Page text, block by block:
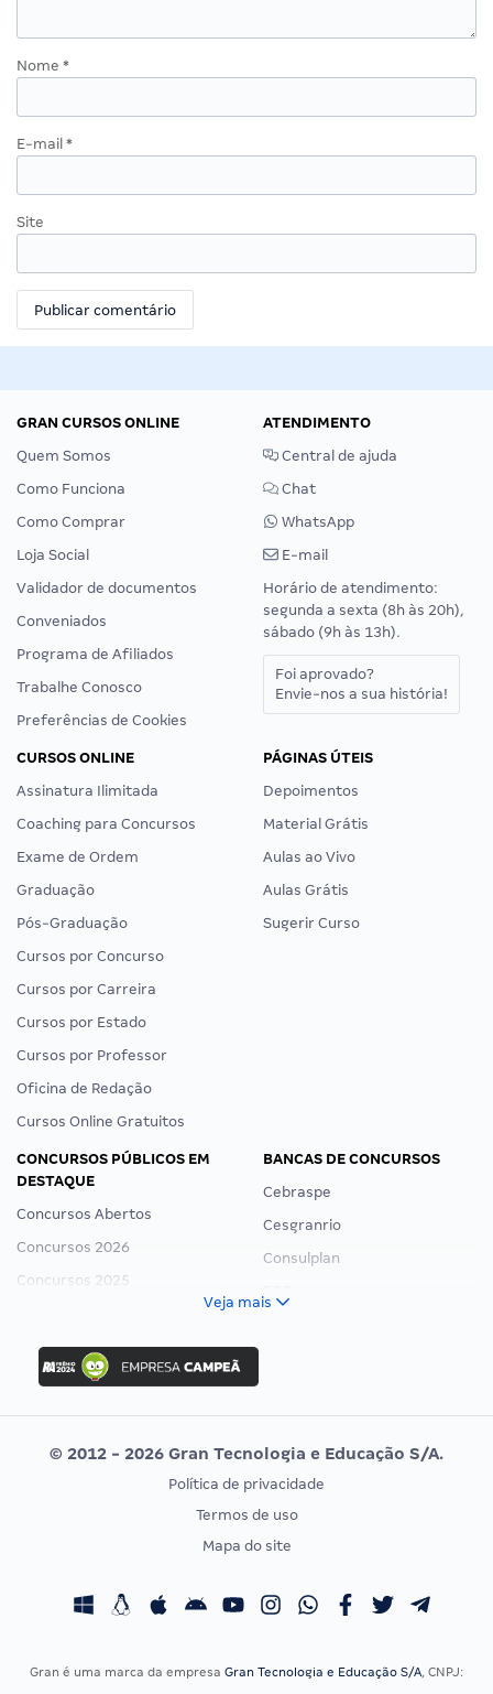
Nome *
E-mail *
Site
GRAN CURSOS ONLINE
Quem Somos
Como Funciona
Como Comprar
Loja Social
Validador de documentos
Conveniados
Programa de Afiliados
Trabalhe Conosco
Preferências de Cookies
ATENDIMENTO
Central de ajuda
Chat
WhatsApp
E-mail
Horário de atendimento:
segunda a sexta (8h às 20h),
sábado (9h às 13h).
Foi aprovado?
Envie-nos a sua história!
CURSOS ONLINE
Assinatura Ilimitada
Coaching para Concursos
Exame de Ordem
Graduação
Pós-Graduação
Cursos por Concurso
Cursos por Carreira
Cursos por Estado
Cursos por Professor
Oficina de Redação
Cursos Online Gratuitos
PÁGINAS ÚTEIS
Depoimentos
Material Grátis
Aulas ao Vivo
Aulas Grátis
Sugerir Curso
CONCURSOS PÚBLICOS EM
DESTAQUE
Concursos Abertos
Concursos 2026
Concursos 2025
Concurso Ibama
Concurso MPU
Editais publicados
BANCAS DE CONCURSOS
Cebraspe
Cesgranrio
Consulplan
Vunesp
CONCURSOS POR PROFISSÃO
Concursos Fiscais
EXAME DE ORDEM
Calendário OAB
Veja mais
© 2012 - 2026 Gran Tecnologia e Educação S/A.
Política de privacidade
Termos de uso
Mapa do site
Gran é uma marca da empresa Gran Tecnologia e Educação S/A, CNPJ: